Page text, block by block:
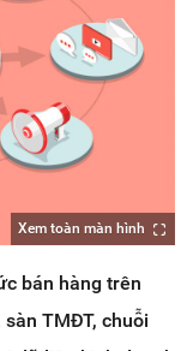
Xem toàn màn hình
bán hàng trên
TMĐT, chuỗi